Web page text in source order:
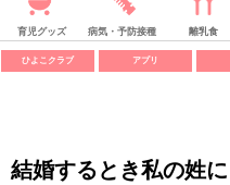
育児グッズ 病気・予防接種 離乳食
ひよこクラブ アプリ
結婚するとき私の姓